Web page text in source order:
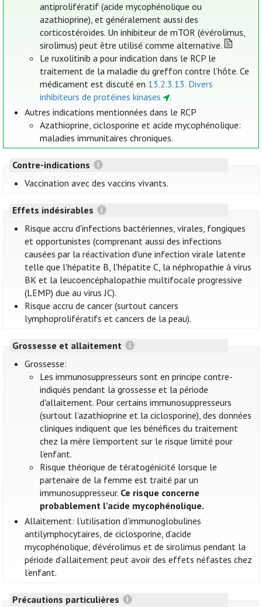
antiprolifératif (acide mycophénolique ou
azathioprine), et généralement aussi des
corticostéroïdes. Un inhibiteur de mTOR (évérolimus,
sirolimus) peut être utilisé comme alternative.
Le ruxolitinib a pour indication dans le RCP le
traitement de la maladie du greffon contre l’hôte. Ce
médicament est discuté en 13.2.3.13. Divers
inhibiteurs de protéines kinases
.
Autres indications mentionnées dans le RCP
Azathioprine, ciclosporine et acide mycophénolique:
maladies immunitaires chroniques.
Contre-indications
Vaccination avec des vaccins vivants.
Effets indésirables
Risque accru d'infections bactériennes, virales, fongiques
et opportunistes (comprenant aussi des infections
causées par la réactivation d'une infection virale latente
telle que l'hépatite B, l'hépatite C, la néphropathie à virus
BK et la leucoencéphalopathie multifocale progressive
(LEMP) due au virus JC).
Risque accru de cancer (surtout cancers
lymphoprolifératifs et cancers de la peau).
Grossesse et allaitement
Grossesse:
Les immunosuppresseurs sont en principe contre-
indiqués pendant la grossesse et la période
d'allaitement. Pour certains immunosuppresseurs
(surtout l’azathioprine et la ciclosporine), des données
cliniques indiquent que les bénéfices du traitement
chez la mère l’emportent sur le risque limité pour
l’enfant.
Risque théorique de tératogénicité lorsque le
partenaire de la femme est traité par un
immunosuppresseur. Ce risque concerne
probablement l’acide mycophénolique.
Allaitement: l’utilisation d’immunoglobulines
antilymphocytaires, de ciclosporine, d’acide
mycophénolique, d’évérolimus et de sirolimus pendant la
période d’allaitement peut avoir des effets néfastes chez
l’enfant.
Précautions particulières